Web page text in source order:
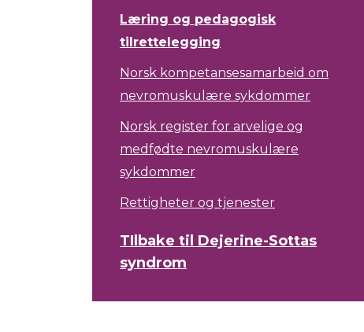
Læring og pedagogisk
tilrettelegging
Norsk kompetansesamarbeid om
nevromuskulære sykdommer
Norsk register for arvelige og
medfødte nevromuskulære
sykdommer
Rettigheter og tjenester
TIlbake til Dejerine-Sottas
syndrom